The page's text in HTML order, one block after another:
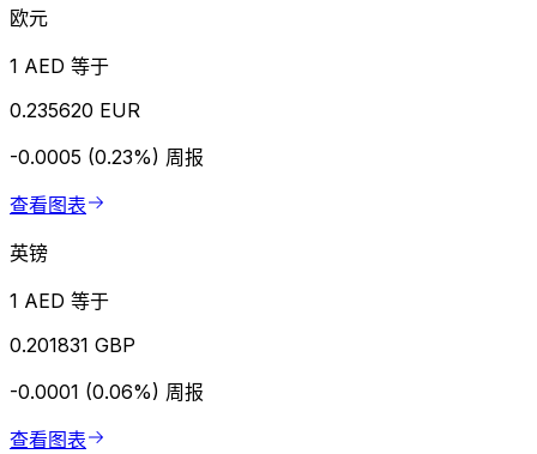
欧元
1 AED 等于
0.235620 EUR
-0.0005 (0.23%) 周报
查看图表
英镑
1 AED 等于
0.201831 GBP
-0.0001 (0.06%) 周报
查看图表